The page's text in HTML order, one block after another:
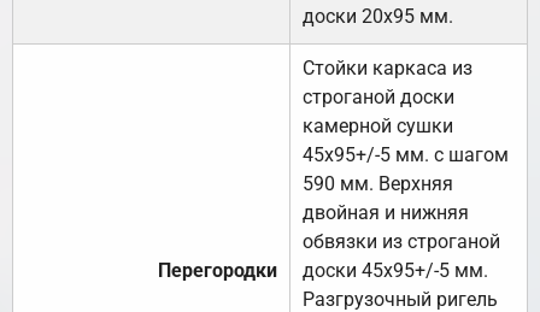
доски 20х95 мм.
Перегородки
Стойки каркаса из
строганой доски
камерной сушки
45х95+/-5 мм. с шагом
590 мм. Верхняя
двойная и нижняя
обвязки из строганой
доски 45х95+/-5 мм.
Разгрузочный ригель